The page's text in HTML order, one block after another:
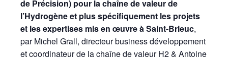
de Précision) pour la chaîne de valeur de
l’Hydrogène et plus spécifiquement les projets
et les expertises mis en œuvre à Saint-Brieuc,
par Michel Grall, directeur business développement
et coordinateur de la chaîne de valeur H2 & Antoine